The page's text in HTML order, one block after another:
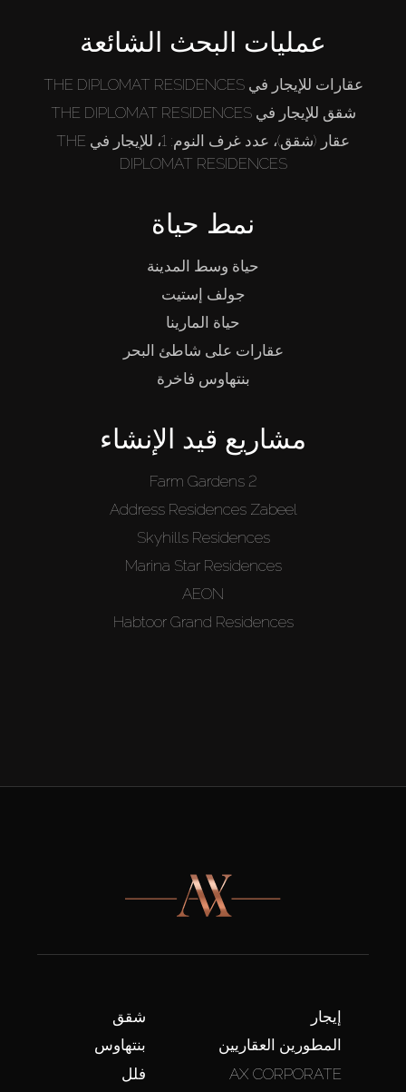
عمليات البحث الشائعة
عقارات للإيجار في THE DIPLOMAT RESIDENCES
شقق للإيجار في THE DIPLOMAT RESIDENCES
عقار (شقق)، عدد غرف النوم: 1، للإيجار في THE
DIPLOMAT RESIDENCES
نمط حياة
حياة وسط المدينة
جولف إستيت
حياة المارينا
عقارات على شاطئ البحر
بنتهاوس فاخرة
مشاريع قيد الإنشاء
Farm Gardens 2
Address Residences Zabeel
Skyhills Residences
Marina Star Residences
AEON
Habtoor Grand Residences
شقق
بنتهاوس
فلل
إيجار
المطورين العقاريين
AX CORPORATE